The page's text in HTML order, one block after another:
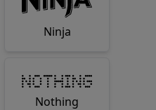
Ninja
Nothing